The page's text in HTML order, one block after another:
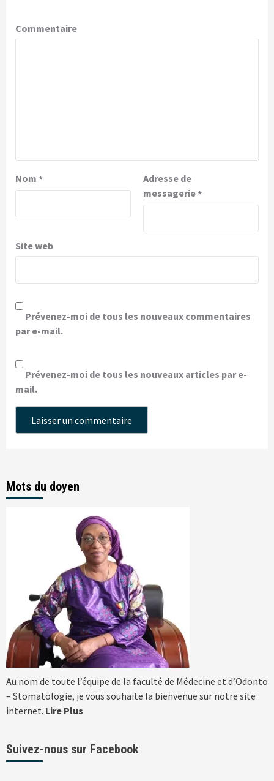
Commentaire
Nom *
Adresse de
messagerie*
Site web
Prévenez-moi de tous les nouveaux commentaires
par e-mail.
Prévenez-moi de tous les nouveaux articles par e-
mail.
Mots du doyen
Au nom de toute l’équipe de la faculté de Médecine et d’Odonto
– Stomatologie, je vous souhaite la bienvenue sur notre site
internet. Lire Plus
Suivez-nous sur Facebook